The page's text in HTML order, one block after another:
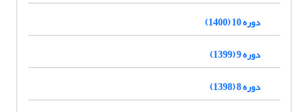
دوره 10 (1400)
دوره 9 (1399)
دوره 8 (1398)